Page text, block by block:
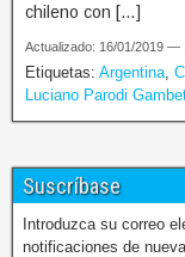
chileno con […]
Actualizado: 16/01/2019 —
Etiquetas: Argentina
Luciano Parodi
Suscríbase
Introduzca su correo
notificaciones de